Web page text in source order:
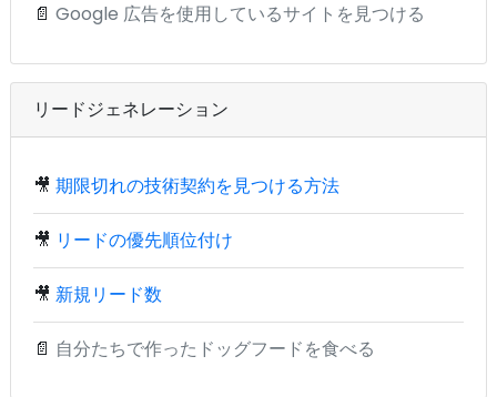
📄 Google 広告を使用しているサイトを見つける
リードジェネレーション
🎥 期限切れの技術契約を見つける方法
🎥 リードの優先順位付け
🎥 新規リード数
📄 自分たちで作ったドッグフードを食べる